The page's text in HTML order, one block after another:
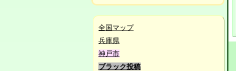
全国マップ
兵庫県
神戸市
ブラック投稿